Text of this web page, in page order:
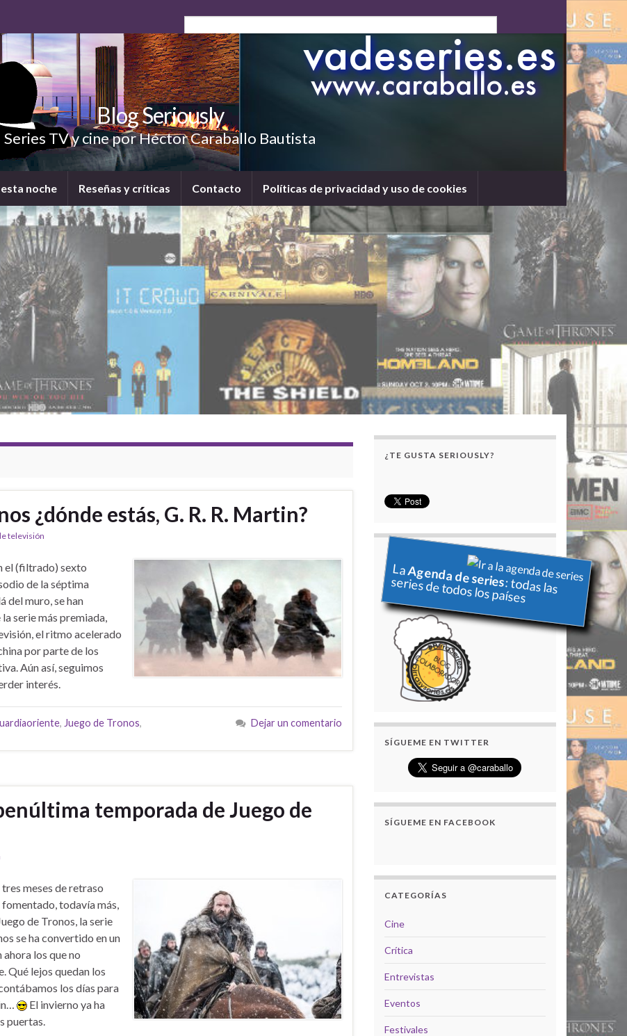
Blog Seriously
Series TV y cine por Héctor Caraballo Bautista
noche Reseñas y críticas Contacto Políticas de privacidad y uso de cookies
¿dónde estás, G. R. R. Martin?
televisión
el (filtrado) sexto
de la séptima
del muro, se han
serie más premiada,
el ritmo acelerado
por parte de los
Aún así, seguimos
interés.
, Juego de Tronos,
Dejar un comentario
temporada de Juego de
tres meses de retraso
fomentado, todavía más,
de Tronos, la serie
se ha convertido en un
los que no
Qué lejos quedan los
los días para
El invierno ya ha
puertas.
¿TE GUSTA SERIOUSLY?
LaAgenda de series: todas las
series de todos los países
SÍGUEME EN TWITTER
SÍGUEME EN FACEBOOK
CATEGORÍAS
Cine
Crítica
Entrevistas
Eventos
Festivales